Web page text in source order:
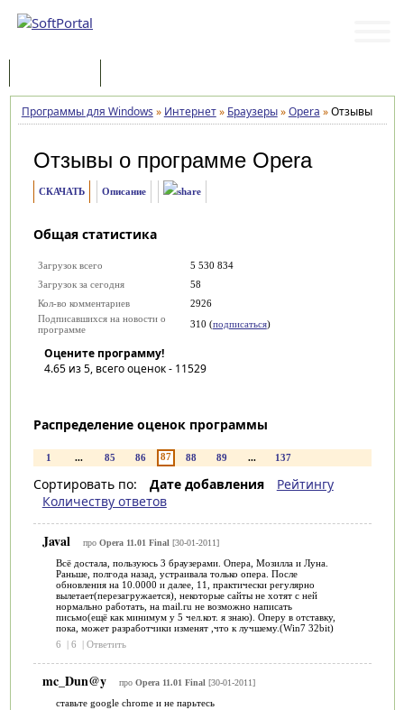
Программы для Windows » Интернет» Браузеры»Opera »Отзывы
Отзывы о программе Opera
СКАЧАТЬ Описание
Общая статистика
Загрузок всего
5 530 834
Загрузок за сегодня
58
Кол-во комментариев
2926
Подписавшихся на новости о
программе
310 (подписаться)
Оцените программу!
4.65из 5, всего оценок - 11529
Распределение оценок программы
1 ... 85 86 87 88 89 ... 137
Сортировать по: Дате добавления
Рейтингу
Количеству ответов
Javal про Opera 11.01 Final [30-01-2011]
Всё достала, пользуюсь 3 браузерами. Опера, Мозилла и Луна.
Раньше, полгода назад, устраивала только опера. После
обновления на 10.0000 и далее, 11, практически регулярно
вылетает(перезагружается), некоторые сайты не хотят с ней
нормально работать, на mail.ru не возможно написать
письмо(ещё как минимум у 5 чел.кот. я знаю). Оперу в отставку,
пока, может разработчики изменят ,что к лучшему.(Win7 32bit)
6
| 6 | Ответить
mc_Dun@y про Opera 11.01 Final [30-01-2011]
ставьте google chrome и не парьтесь